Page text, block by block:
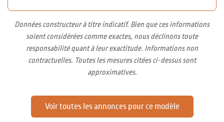
Données constructeur à titre indicatif. Bien que ces informations
soient considérées comme exactes, nous déclinons toute
responsabilité quant à leur exactitude. Informations non
contractuelles. Toutes les mesures citées ci-dessus sont
approximatives.
Voir toutes les annonces pour ce modèle